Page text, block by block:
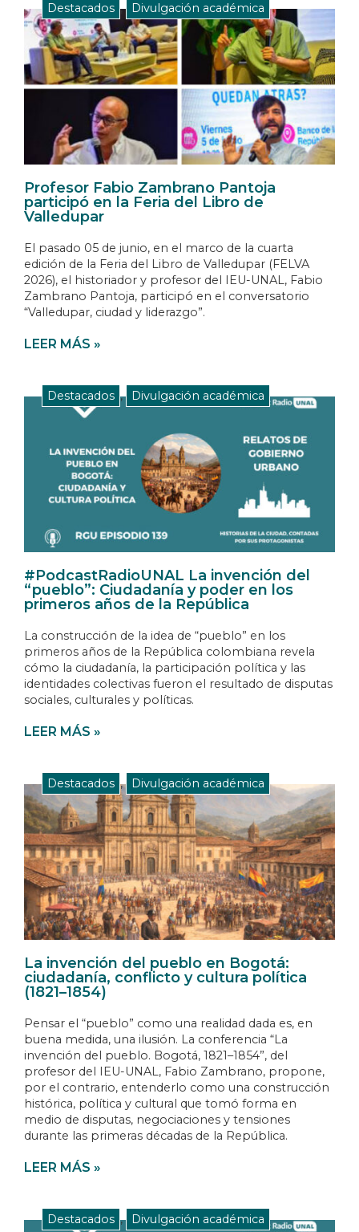
Destacados , Divulgación académica
Profesor Fabio Zambrano Pantoja
participó en la Feria del Libro de
Valledupar
El pasado 05 de junio, en el marco de la cuarta
edición de la Feria del Libro de Valledupar (FELVA
2026), el historiador y profesor del IEU-UNAL, Fabio
Zambrano Pantoja, participó en el conversatorio
“Valledupar, ciudad y liderazgo”.
LEER MÁS »
Destacados , Divulgación académica
#PodcastRadioUNAL La invención del
“pueblo”: Ciudadanía y poder en los
primeros años de la República
La construcción de la idea de “pueblo” en los
primeros años de la República colombiana revela
cómo la ciudadanía, la participación política y las
identidades colectivas fueron el resultado de disputas
sociales, culturales y políticas.
LEER MÁS »
Destacados , Divulgación académica
La invención del pueblo en Bogotá:
ciudadanía, conflicto y cultura política
(1821–1854)
Pensar el “pueblo” como una realidad dada es, en
buena medida, una ilusión. La conferencia “La
invención del pueblo. Bogotá, 1821–1854”, del
profesor del IEU-UNAL, Fabio Zambrano, propone,
por el contrario, entenderlo como una construcción
histórica, política y cultural que tomó forma en
medio de disputas, negociaciones y tensiones
durante las primeras décadas de la República.
LEER MÁS »
Destacados , Divulgación académica